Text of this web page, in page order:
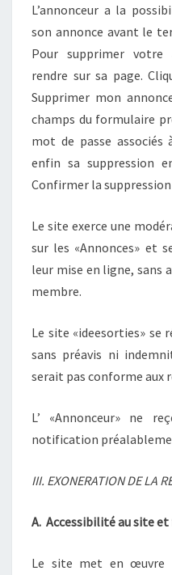
L’annonceur a la
son annonce avant le
Pour supprimer votre
rendre sur sa page.
Supprimer mon
champs du formulaire
mot de passe associés
enfin sa suppression
Confirmer la suppression
Le site exerce une
sur les «Annonces» et
leur mise en ligne, sans
membre.
Le site «ideesorties» se
sans préavis ni
serait pas conforme aux
L’ «Annonceur» ne
notification
III. EXONERATION DE LA
A. Accessibilité au site
Le site met en œuvre